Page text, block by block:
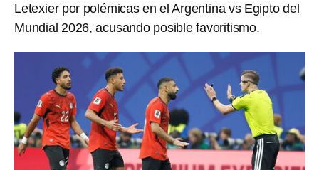
Letexier por polémicas en el Argentina vs Egipto del
Mundial 2026, acusando posible favoritismo.